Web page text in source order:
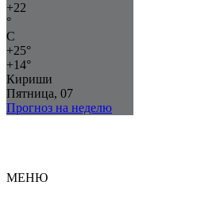
+22
°
C
+25°
+14°
Кириши
Пятница, 07
Прогноз на неделю
МЕНЮ